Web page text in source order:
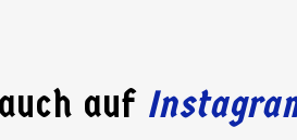
auf